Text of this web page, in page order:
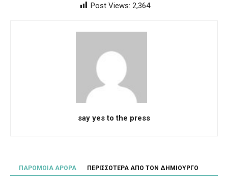
Post Views: 2,364
say yes to the press
ΠΑΡΟΜΟΙΑ ΑΡΘΡΑ ΠΕΡΙΣΣΟΤΕΡΑ ΑΠΟ ΤΟΝ ΔΗΜΙΟΥΡΓΟ